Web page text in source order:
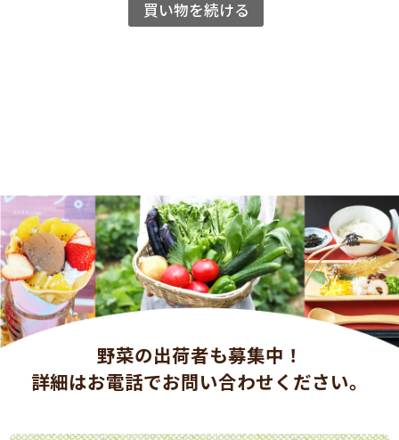
野菜の出荷者も募集中！
詳細はお電話でお問い合わせください。